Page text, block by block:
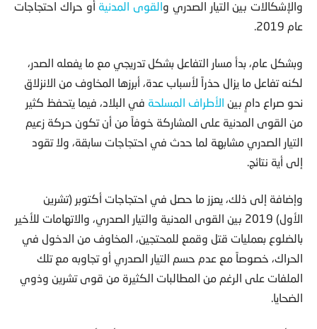
عام 2019.
لكنه تفاعل ما يزال حذراً لأسباب عدة، أبرزها المخاوف من الانزلاق
نحو صراع دامٍ بينالأطراف المسلحةفي البلاد، فيما يتحفظ كثير
من القوى المدنية على المشاركة خوفاً من أن تكون حركة زعيم
التيار الصدري مشابهة لما حدث في احتجاجات سابقة، ولا تقود
إلى أية نتائج.
الأول) 2019 بين القوى المدنية والتيار الصدري، والاتهامات للأخير
بالضلوع بعمليات قتل وقمع للمحتجين، المخاوف من الدخول في
الحراك، خصوصاً مع عدم حسم التيار الصدري أو تجاوبه مع تلك
الملفات على الرغم من المطالبات الكثيرة من قوى تشرين وذوي
الضحايا.